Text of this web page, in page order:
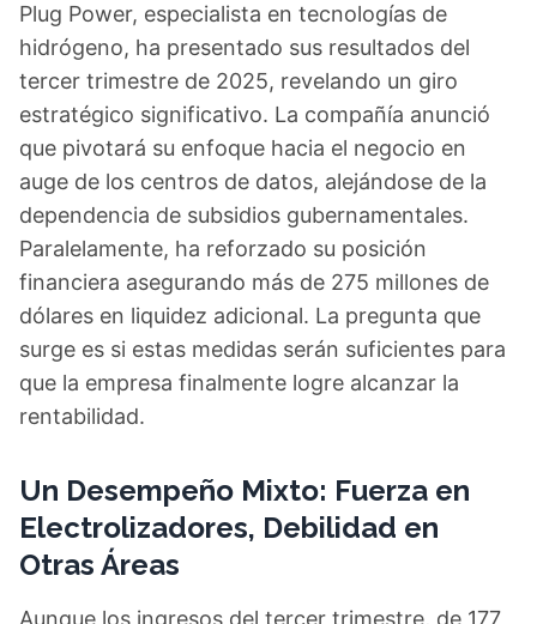
Plug Power, especialista en tecnologías de
hidrógeno, ha presentado sus resultados del
tercer trimestre de 2025, revelando un giro
estratégico significativo. La compañía anunció
que pivotará su enfoque hacia el negocio en
auge de los centros de datos, alejándose de la
dependencia de subsidios gubernamentales.
Paralelamente, ha reforzado su posición
financiera asegurando más de 275 millones de
dólares en liquidez adicional. La pregunta que
surge es si estas medidas serán suficientes para
que la empresa finalmente logre alcanzar la
rentabilidad.
Un Desempeño Mixto: Fuerza en
Electrolizadores, Debilidad en
Otras Áreas
Aunque los ingresos del tercer trimestre, de 177